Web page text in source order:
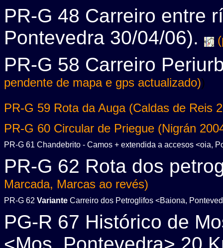
PR-G 48 Carreiro entre
Pontevedra 30/04/06).
PR-G 58 Carreiro
pendente de mapa e gps actualizado))
PR-G 59 Rota da Auga (Caldas de Reis
PR-G 60 Circular de Priegue (Nigrán
PR-G 61 Chandebrito - Camos + extendida a accesos <oia,
PR-G 62 Rota dos
Marcada, Marcas ao revés)
PR-G 62 Variante Carreiro dos Petroglifos <Baiona,
PG-R 67 Histórico de
<Mos, Pontevedra> 20